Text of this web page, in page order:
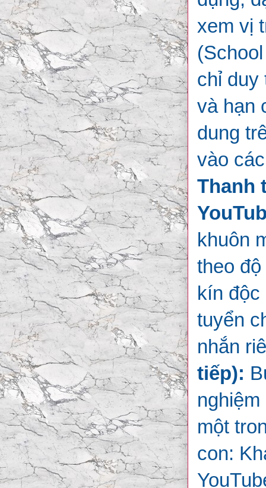
xem vị
chỉ duy
và hạn
dung
vào
Thanh
khuôn
theo
kín
tuyển
nhắn
tiếp):
một
con: